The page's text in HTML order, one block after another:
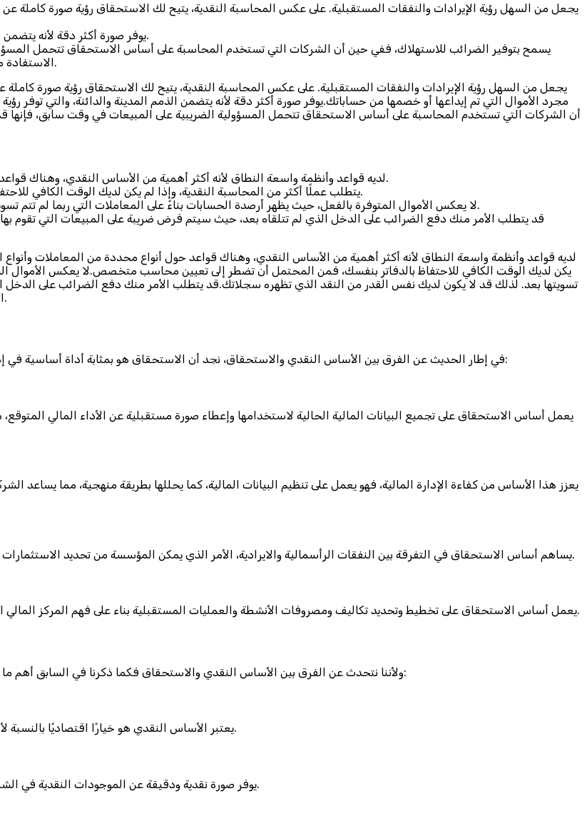
يجعل من السهل رؤية الإيرادات والنفقات المستقبلية. على عكس المحاسبة النقدية، يتيح لك الاستحقاق رؤية صورة كاملة عن
يوفر صورة أكثر دقة لأنه يتضمن الذمم المدينة والدائنة، والتي توفر رؤية أكثر شمولًا للشؤون المالية للشركة.
يسمح بتوفير الضرائب للاستهلاك، ففي حين أن الشركات التي تستخدم المحاسبة على أساس الاستحقاق تتحمل
الاستفادة من الاستهلاك لأصول معينة لتوفير المال على الضرائب على المدى الطويل.
يجعل من السهل رؤية الإيرادات والنفقات المستقبلية. على عكس المحاسبة النقدية، يتيح لك الاستحقاق رؤية صورة كاملة
مجرد الأموال التي تم إيداعها أو خصمها من حساباتك.يوفر صورة أكثر دقة لأنه يتضمن الذمم المدينة والدائنة، والتي توفر
أن الشركات التي تستخدم المحاسبة على أساس الاستحقاق تتحمل المسؤولية الضريبية على المبيعات في وقت سابق، فإنها
لديه قواعد وأنظمة واسعة النطاق لأنه أكثر أهمية من الأساس النقدي، وهناك قواعد حول أنواع محددة من المعاملات وأنواع الشركات التي يجب أن تستخدمه.
يتطلب عملًا أكثر من المحاسبة النقدية، وإذا لم يكن لديك الوقت الكافي للاحتفاظ بالدفاتر بنفسك، فمن المحتمل أن تضطر إلى تعيين محاسب متخصص.
لا يعكس الأموال المتوفرة بالفعل، حيث يظهر أرصدة الحسابات بناءً على المعاملات التي ربما لم تتم تسويتها بعد. لذلك قد لا يكون لديك نفس القدر من النقد الذي تظهره سجلاتك.
قد يتطلب الأمر منك دفع الضرائب على الدخل الذي لم تتلقاه بعد، حيث سيتم فرض ضريبة على المبيعات التي تقوم بها
لديه قواعد وأنظمة واسعة النطاق لأنه أكثر أهمية من الأساس النقدي، وهناك قواعد حول أنواع محددة من المعاملات
يكن لديك الوقت الكافي للاحتفاظ بالدفاتر بنفسك، فمن المحتمل أن تضطر إلى تعيين محاسب متخصص.لا يعكس الأموال
تسويتها بعد. لذلك قد لا يكون لديك نفس القدر من النقد الذي تظهره سجلاتك.قد يتطلب الأمر منك دفع الضرائب على الدخل
العام الذي تم فيه البيع، حتى لو لم يتم استلام النقد مقابل البيع لأسابيع أو أشهر.
في إطار الحديث عن الفرق بين الأساس النقدي والاستحقاق، نجد أن الاستحقاق هو بمثابة أداة أساسية في إدارة المالية والتخطيط المالي للمؤسسات، فمن أهم ما يميز هذا الأساس ما يلي:
يعمل أساس الاستحقاق على تجميع البيانات المالية الحالية لاستخدامها وإعطاء صورة مستقبلية عن الأداء المالي
يعزز هذا الأساس من كفاءة الإدارة المالية، فهو يعمل على تنظيم البيانات المالية، كما يحللها بطريقة منهجية، مما
يساهم أساس الاستحقاق في التفرقة بين النفقات الرأسمالية والايرادية، الأمر الذي يمكن المؤسسة من تحديد الاستثمارات الرأسمالية طويلة الأجل مع تخصيص الموارد بصورة أفضل تبعًا للأولويات المالية.
يعمل أساس الاستحقاق على تخطيط وتحديد تكاليف ومصروفات الأنشطة والعمليات المستقبلية بناء على فهم المركز المالي المستقبلي للمؤسسة الأمر الذي يحسن من إدارة الموارد ويحقق الكفاءة المالية.
ولأننا نتحدث عن الفرق بين الأساس النقدي والاستحقاق فكما ذكرنا في السابق أهم ما يميز الاستحقاق لابد وأن نتعرف أيضًا على مميزات الأساس النقدي وهي كالتالي:
يعتبر الأساس النقدي هو خيارًا اقتصاديًا بالنسبة لأصحاب المشاريع الصغيرة، فتكاليف الإعداد والتطبيق إلى حد ما منخفضة نسبيًا.
يوفر صورة نقدية ودقيقة عن الموجودات النقدية في الشركة، مما يعمل على تسهيل عملية التخطيط المالي واتخاذ القرارات الاستراتيجية.